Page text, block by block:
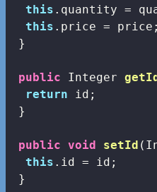
this .quantity =
this .price = price;
}
public Integer
return id;
}
public void setId
this .id = id;
}